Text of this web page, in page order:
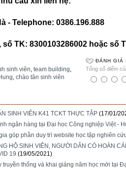
- Telephone: 0386.196.888
TK: 8300103286002 hoặc số
sinh viên team building
chào tân sinh viên
ĐÁNH GIÁ
Tổng số điểm
SINH VIÊN K41 TCKT THỰC TẬP (17/01/
ngân hàng tại Đại học Công nghiệp Việt -
góp phần duy trì website học tập nghiên
HỘ SINH VIÊN, NGƯỜI DÂN CÓ HOÀN
19 (19/05/2021)
truyền thống và khai giảng năm học mới tại